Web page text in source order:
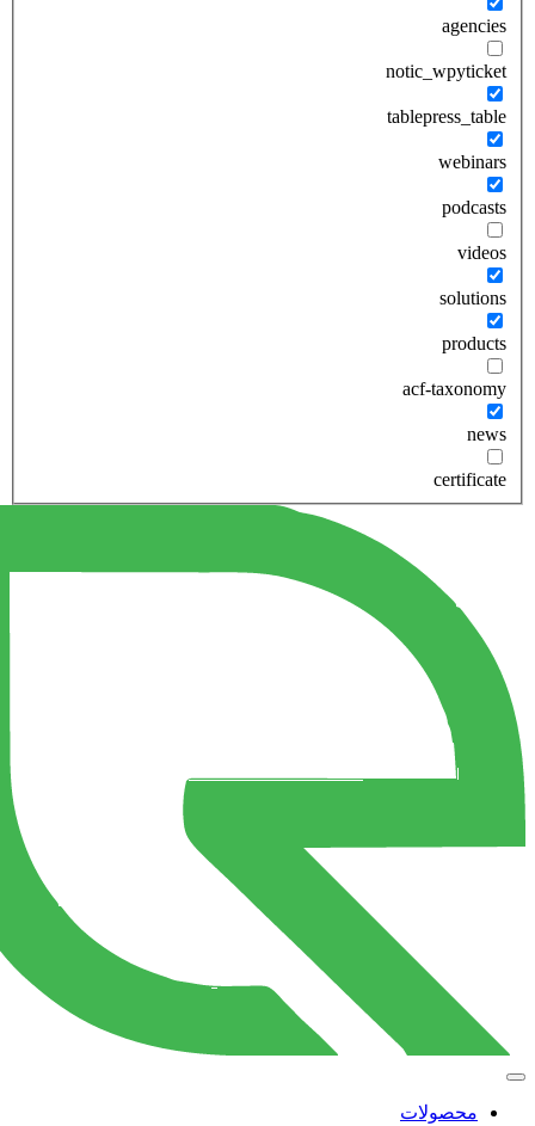
agencies
notic_wpyticket
tablepress_table
webinars
podcasts
videos
solutions
products
acf-taxonomy
news
certificate
محصولات